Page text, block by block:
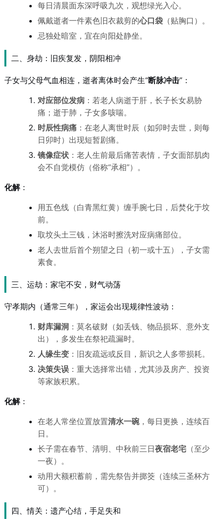
每日清晨面东深呼吸九次，观想绿光入心。
佩戴逝者一件素色旧衣裁剪的心口袋（贴胸口）。
忌独处暗室，宜在向阳处静坐。
二、身劫：旧疾复发，阴阳相冲
子女与父母气血相连，逝者离体时会产生“断脉冲击”：
对应部位发病：若老人病逝于肝，长子长女易胁
痛；逝于肺，子女多咳喘。
时辰性病痛：在老人离世时辰（如卯时去世，则每
日卯时）出现短暂剧痛。
镜像症状：老人生前最后痛苦表情，子女面部肌肉
会不自觉模仿（俗称“承相”）。
化解：
用五色线（白青黑红黄）缠手腕七日，后焚化于坟
前。
取坟头土三钱，沐浴时擦洗对应病痛部位。
老人去世后首个朔望之日（初一或十五），子女需
素食。
三、运劫：家宅不安，财气动荡
守孝期内（通常三年），家运会出现规律性波动：
财库漏洞 ：莫名破财（如丢钱、物品损坏、意外支
出），多发生在祭祀疏漏时。
人缘生变：旧友疏远或反目，新识之人多带损耗。
决策失误：重大选择常出错，尤其涉及房产、投资
等家族积累。
化解：
在老人常坐位置放置清水一碗，每日更换，连续百
日。
长子需在春节、清明、中秋前三日夜宿老宅（至少
一夜）。
动用大额积蓄前，需先祭告并掷筊（连续三圣杯方
可）。
四、情关：遗产心结，手足失和